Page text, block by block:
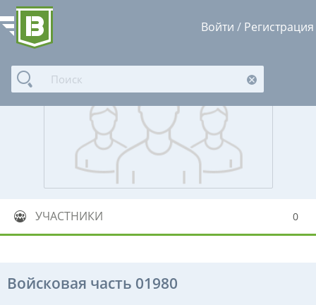
Войти / Регистрация
УЧАСТНИКИ 0
Войсковая часть 01980